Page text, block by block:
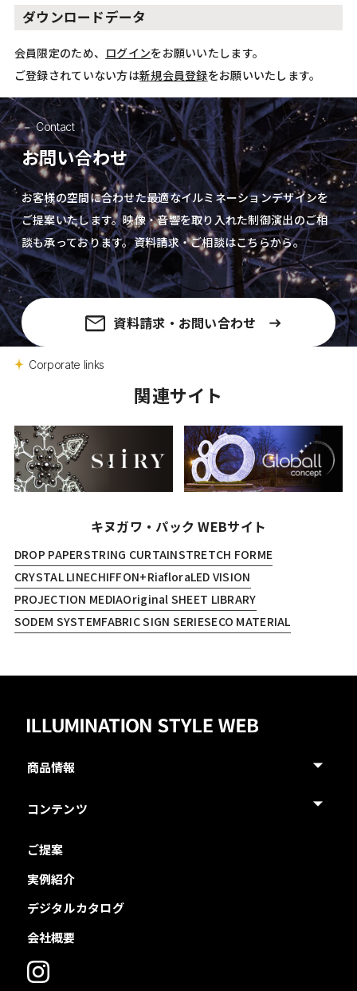
ダウンロードデータ
会員限定のため、 ログインをお願いいたします。
ご登録されていない方は新規会員登録をお願いいたします。
Contact
お問い合わせ
お客様の空間に合わせた最適なイルミネーションデザインを
ご提案いたします。映像・音響を取り入れた制御演出のご相
談も承っております。資料請求・ご相談はこちらから。
資料請求・お問い合わせ
Corporate links
関連サイト
キヌガワ・パック WEBサイト
DROP PAPERSTRING CURTAINSTRETCH FORME
CRYSTAL LINECHIFFON+RiafloraLED VISION
PROJECTION MEDIAOriginal SHEET LIBRARY
SODEM SYSTEMFABRIC SIGN SERIESECO MATERIAL
商品情報
コンテンツ
ご提案
実例紹介
デジタルカタログ
会社概要